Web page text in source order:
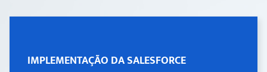
IMPLEMENTAÇÃO DA SALESFORCE
IMPLEMENTAÇÃO DA SALESFORCE